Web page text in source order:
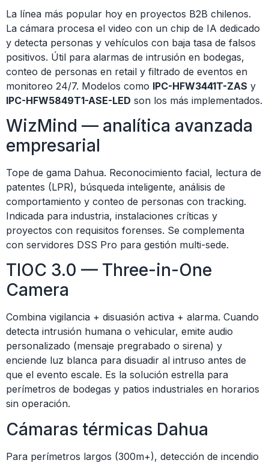
La línea más popular hoy en proyectos B2B chilenos.
La cámara procesa el video con un chip de IA dedicado
y detecta personas y vehículos con baja tasa de falsos
positivos. Útil para alarmas de intrusión en bodegas,
conteo de personas en retail y filtrado de eventos en
monitoreo 24/7. Modelos como IPC-HFW3441T-ZAS y
IPC-HFW5849T1-ASE-LED son los más implementados.
WizMind — analítica avanzada
empresarial
Tope de gama Dahua. Reconocimiento facial, lectura de
patentes (LPR), búsqueda inteligente, análisis de
comportamiento y conteo de personas con tracking.
Indicada para industria, instalaciones críticas y
proyectos con requisitos forenses. Se complementa
con servidores DSS Pro para gestión multi-sede.
TIOC 3.0 — Three-in-One
Camera
Combina vigilancia + disuasión activa + alarma. Cuando
detecta intrusión humana o vehicular, emite audio
personalizado (mensaje pregrabado o sirena) y
enciende luz blanca para disuadir al intruso antes de
que el evento escale. Es la solución estrella para
perímetros de bodegas y patios industriales en horarios
sin operación.
Cámaras térmicas Dahua
Para perímetros largos (300m+), detección de incendio